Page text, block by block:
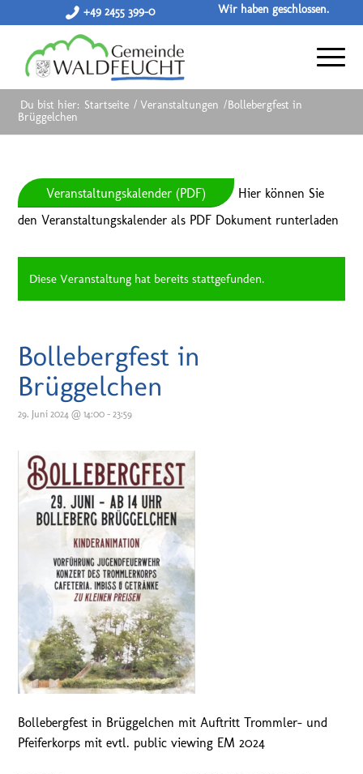
+49 2455 399-0 Wir haben geschlossen.
Du bist hier: Startseite / Veranstaltungen /Bollebergfest in
Brüggelchen
Veranstaltungskalender (PDF)
Hier können Sie
den Veranstaltungskalender als PDF Dokument runterladen
Diese Veranstaltung hat bereits stattgefunden.
Bollebergfest in
Brüggelchen
29. Juni 2024 @ 14:00 -23:59
Bollebergfest in Brüggelchen mit Auftritt Trommler- und
Pfeiferkorps mit evtl. public viewing EM 2024